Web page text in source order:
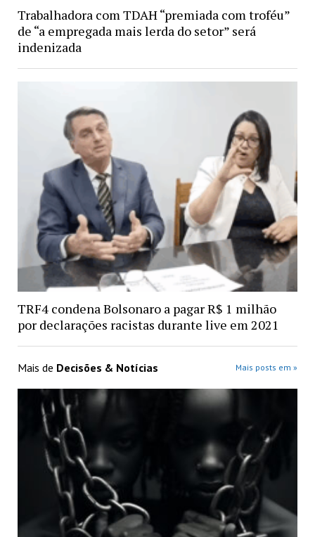
Trabalhadora com TDAH “premiada com troféu”
de “a empregada mais lerda do setor” será
indenizada
TRF4 condena Bolsonaro a pagar R$ 1 milhão
por declarações racistas durante live em 2021
Mais de Decisões & Notícias Mais posts em »